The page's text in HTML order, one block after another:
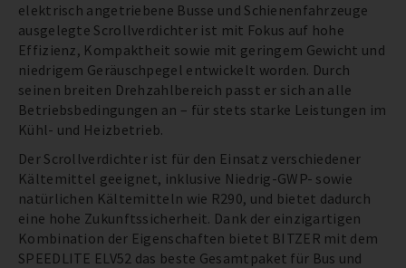
elektrisch angetriebene Busse und Schienenfahrzeuge
ausgelegte Scrollverdichter ist mit Fokus auf hohe
Effizienz, Kompaktheit sowie mit geringem Gewicht und
niedrigem Geräuschpegel entwickelt worden. Durch
seinen breiten Drehzahlbereich passt er sich an alle
Betriebsbedingungen an – für stets starke Leistungen im
Kühl- und Heizbetrieb.
Der Scrollverdichter ist für den Einsatz verschiedener
Kältemittel geeignet, inklusive Niedrig-GWP- sowie
natürlichen Kältemitteln wie R290, und bietet dadurch
eine hohe Zukunftssicherheit. Dank der einzigartigen
Kombination der Eigenschaften bietet BITZER mit dem
SPEEDLITE ELV52 das beste Gesamtpaket für Bus und